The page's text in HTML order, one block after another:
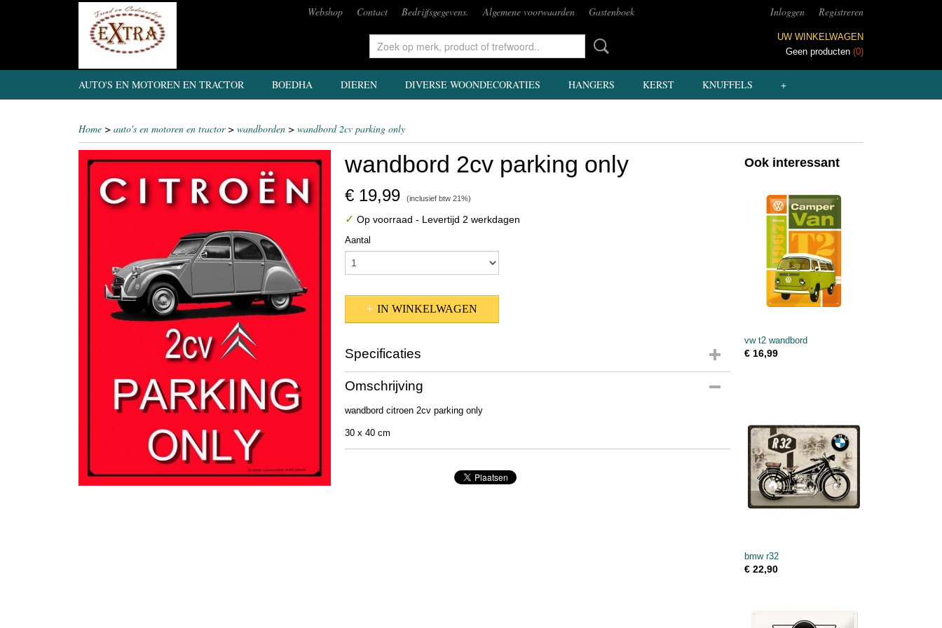
Webshop Contact Bedrijfsgegevens. Algemene voorwaarden Gastenboek Inloggen Registreren
UW WINKELWAGEN
Geen producten (0)
AUTO'S EN MOTOREN EN TRACTOR BOEDHA DIEREN DIVERSE WOONDECORATIES HANGERS KERST KNUFFELS +
Home > auto's en motoren en tractor> wandborden > wandbord 2cv parking only
wandbord 2cv parking only
€ 19,99 (inclusief btw 21%)
✓ Op voorraad - Levertijd 2 werkdagen
Aantal
IN WINKELWAGEN
Specificaties
Productcode
EAN code
Afmetingen (l,b,h)
Omschrijving
wandbord citroen 2cv parking only
30 x 40 cm
Ook interessant
vw t2 wandbord
€ 16,99
bmw r32
€ 22,90